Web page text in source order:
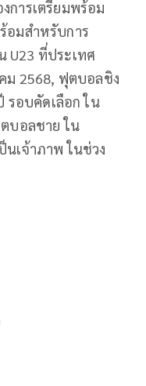
การเตรียมพร้อม
อมสำหรับการ
U23 ที่ประเทศ
ม 2568, ฟุตบอลชิง
รอบคัดเลือก ใน
บอลชาย ใน
นเจ้าภาพ ในช่วง